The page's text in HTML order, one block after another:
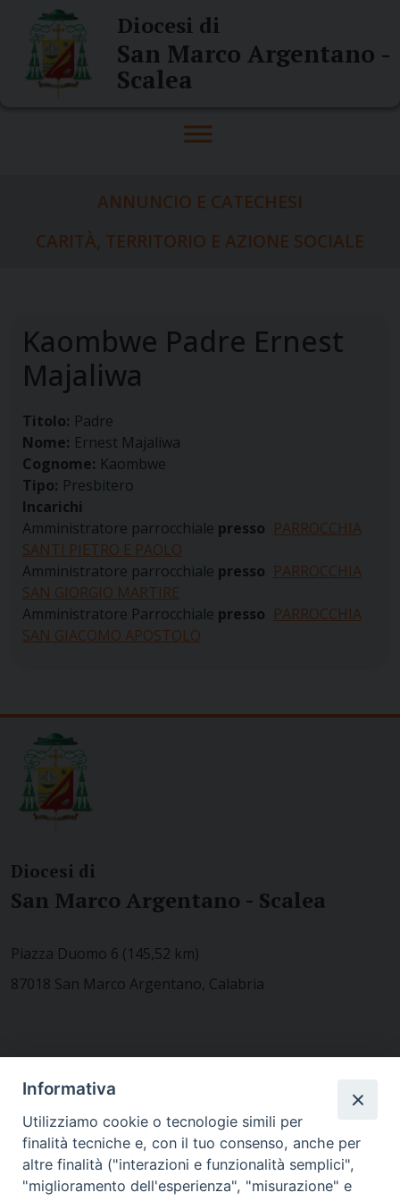
content
Diocesi di
San Marco Argentano -
Scalea
ANNUNCIO E CATECHESI
CARITÀ, TERRITORIO E AZIONE SOCIALE
Kaombwe Padre Ernest
Majaliwa
Titolo: Padre
Nome: Ernest Majaliwa
Cognome: Kaombwe
Tipo: Presbitero
Incarichi
Amministratore parrocchiale presso PARROCCHIA
SANTI PIETRO E PAOLO
Amministratore parrocchiale presso PARROCCHIA
SAN GIORGIO MARTIRE
Amministratore Parrocchiale presso PARROCCHIA
SAN GIACOMO APOSTOLO
Diocesi di
San Marco Argentano - Scalea
Piazza Duomo 6 (145,52 km)
87018 San Marco Argentano, Calabria
MODULISTICA
Informativa
Utilizziamo cookie o tecnologie simili per
finalità tecniche e, con il tuo consenso, anche per
altre finalità ("interazioni e funzionalità semplici",
"miglioramento dell'esperienza", "misurazione" e